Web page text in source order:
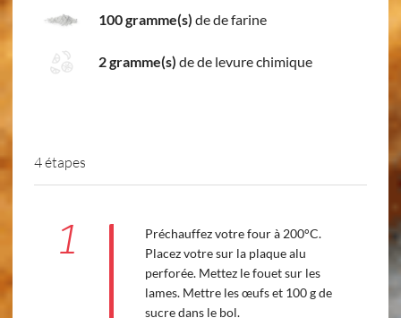
100 gramme(s) de de farine
2 gramme(s) de de levure chimique
4 étapes
1
Préchauffez votre four à 200°C.
Placez votre sur la plaque alu
perforée. Mettez le fouet sur les
lames. Mettre les œufs et 100 g de
sucre dans le bol.